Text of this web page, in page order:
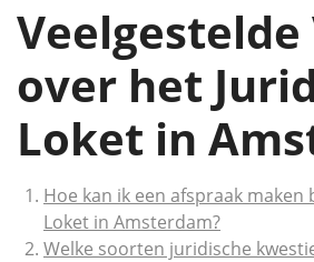
Veelgestelde
over het
Loket in
Hoe kan ik een afspraak maken
Loket in Amsterdam?
Welke soorten juridische